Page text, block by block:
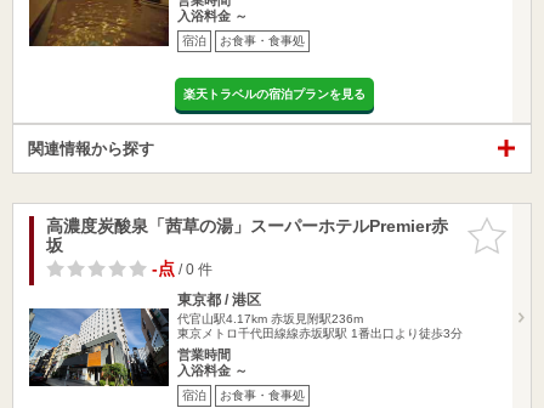
入浴料金 ～
宿泊 お食事・食事処
楽天トラベルの宿泊プランを見る
関連情報から探す
お気に入
りに追加
高濃度炭酸泉「茜草の湯」スーパーホテルPremier赤
坂
-点/ 0 件
東京都 / 港区
代官山駅4.17km 赤坂見附駅236m
東京メトロ千代田線線赤坂駅駅 1番出口より徒歩3分
営業時間
入浴料金 ～
宿泊 お食事・食事処